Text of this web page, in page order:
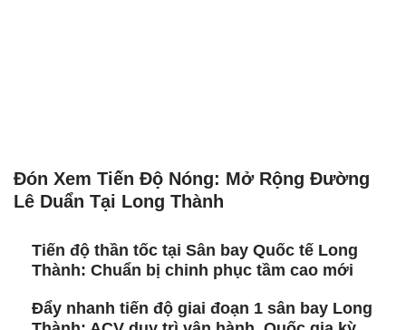
Đón Xem Tiến Độ Nóng: Mở Rộng Đường
Lê Duẩn Tại Long Thành
Tiến độ thần tốc tại Sân bay Quốc tế Long
Thành: Chuẩn bị chinh phục tầm cao mới
Đẩy nhanh tiến độ giai đoạn 1 sân bay Long